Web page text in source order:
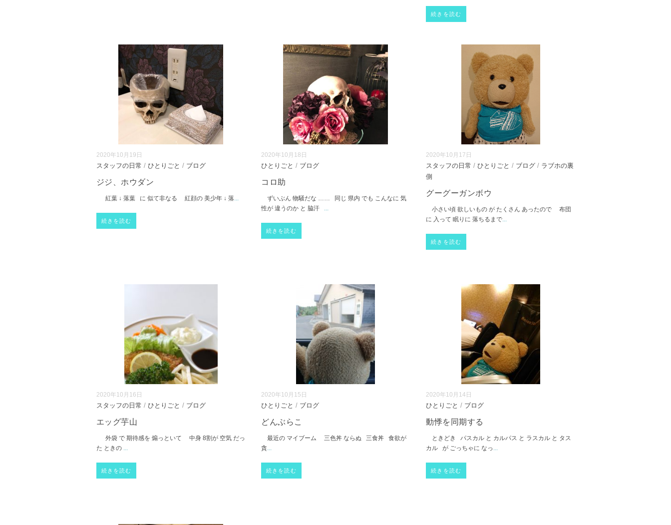
続きを読む
2020年10月19日
スタッフの日常 / ひとりごと / ブログ
ジジ、ホウダン
紅葉 ↓ 落葉 に 似て非なる 紅顔の 美少年 ↓ 落...
続きを読む
2020年10月18日
ひとりごと / ブログ
コロ助
ずいぶん 物騒だな …… 同じ 県内 でも こんなに 気
性が 違うのか と 脇汗 ...
続きを読む
2020年10月17日
スタッフの日常 /ひとりごと / ブログ / ラブホの裏
側
グーグーガンボウ
小さい頃 欲しいもの が たくさん あったので 布団
に 入って 眠りに 落ちるまで...
続きを読む
2020年10月16日
スタッフの日常 / ひとりごと / ブログ
エッグ芋山
外袋 で 期待感を 煽っといて 中身 8割が 空気 だっ
た ときの ...
続きを読む
2020年10月15日
ひとりごと / ブログ
どんぶらこ
最近の マイブーム 三色丼 ならぬ 三食丼 食欲が
貪...
続きを読む
2020年10月14日
ひとりごと / ブログ
動悸を同期する
ときどき パスカル と カルパス と ラスカル と タス
カル が ごっちゃに なっ...
続きを読む